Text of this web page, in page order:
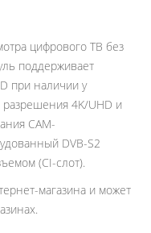
цифрового ТВ без
поддерживает
при наличии у
разрешения 4K/UHD и
CAM-
DVB-S2
(CI-слот).
магазина и может